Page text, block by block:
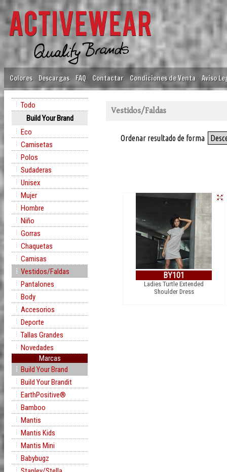
Colores Descargas FAQ Contactar Condiciones de Venta Aviso
Todo
Build Your Brand
Eco
Camisetas
Polos
Sudaderas
Unisex
Mujer
Hombre
Niño
Gorras
Chaquetas
Camisas
Vestidos/Faldas
Pantalones
Body
Accesorios
Deporte
Tallas Grandes
Novedades
Marcas
Build Your Brand
Build Your Brandit
EarthPositive®
Bamboo
Mantis
Mantis Kids
Mantis Mini
Babybugz
Vestidos/Faldas
Ordenar resultado de forma
BY101
Ladies Turtle Extended
Shoulder Dress